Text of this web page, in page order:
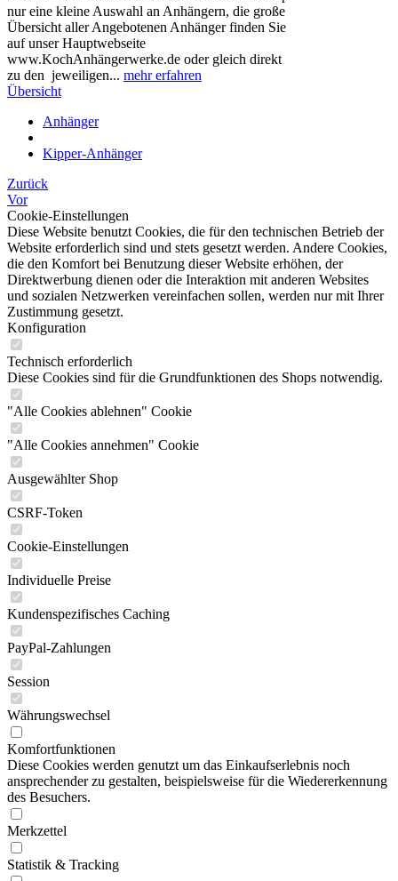
nur eine kleine Auswahl an Anhängern, die große
Übersicht aller Angebotenen Anhänger finden Sie
auf unser Hauptwebseite
www.KochAnhängerwerke.de oder gleich direkt
zu den jeweiligen... mehr erfahren
Übersicht
Anhänger
Kipper-Anhänger
Zurück
Vor
Cookie-Einstellungen
Diese Website benutzt Cookies, die für den technischen Betrieb der
Website erforderlich sind und stets gesetzt werden. Andere Cookies,
die den Komfort bei Benutzung dieser Website erhöhen, der
Direktwerbung dienen oder die Interaktion mit anderen Websites
und sozialen Netzwerken vereinfachen sollen, werden nur mit Ihrer
Zustimmung gesetzt.
Konfiguration
Technisch erforderlich
Diese Cookies sind für die Grundfunktionen des Shops notwendig.
"Alle Cookies ablehnen" Cookie
"Alle Cookies annehmen" Cookie
Ausgewählter Shop
CSRF-Token
Cookie-Einstellungen
Individuelle Preise
Kundenspezifisches Caching
PayPal-Zahlungen
Session
Währungswechsel
Komfortfunktionen
Diese Cookies werden genutzt um das Einkaufserlebnis noch
ansprechender zu gestalten, beispielsweise für die Wiedererkennung
des Besuchers.
Merkzettel
Statistik & Tracking